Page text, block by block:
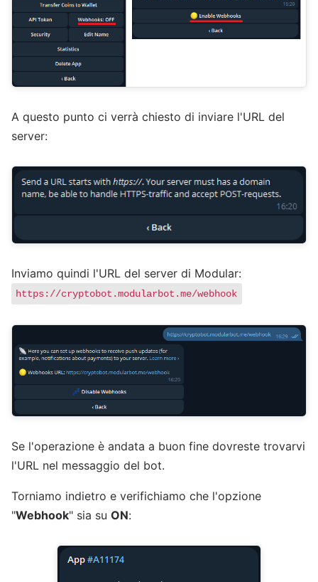
A questo punto ci verrà chiesto di inviare l'URL del
server:
Inviamo quindi l'URL del server di Modular:
https://cryptobot.modularbot.me/webhook
Se l'operazione è andata a buon fine dovreste trovarvi
l'URL nel messaggio del bot.
Torniamo indietro e verifichiamo che l'opzione
"Webhook" sia su ON: